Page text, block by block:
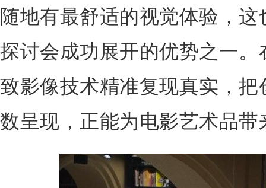
随地有最舒适的视觉体验，
探讨会成功展开的优势之一
致影像技术精准复现真实，
数呈现，正能为电影艺术品